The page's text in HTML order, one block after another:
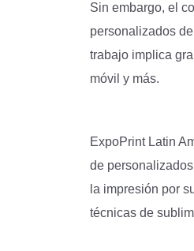
Sin embargo, el
personalizados
trabajo implica
móvil y más.
ExpoPrint Latin
de
la impresión por
técnicas de